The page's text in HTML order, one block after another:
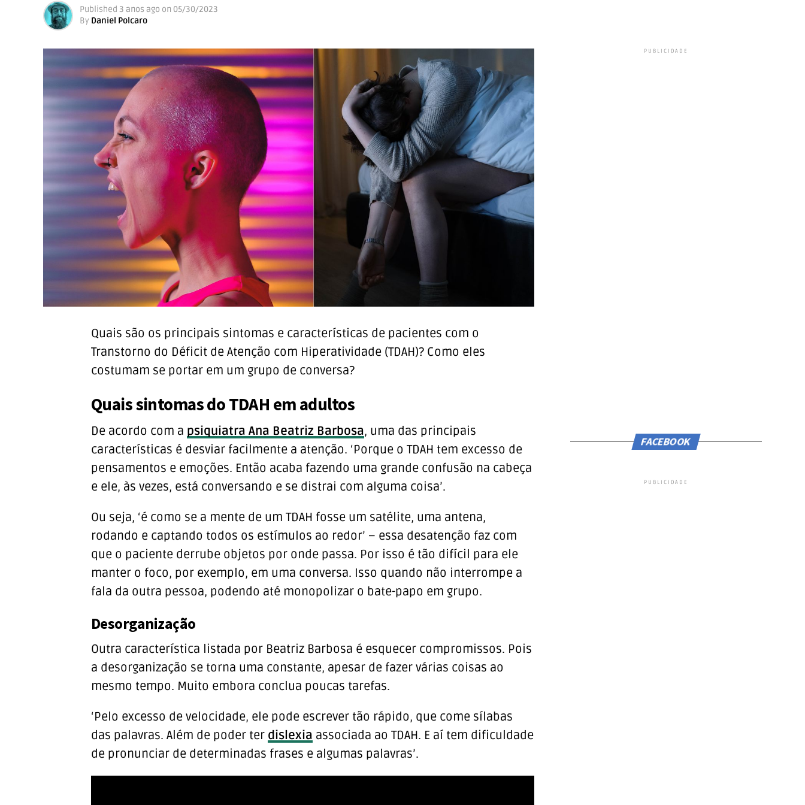
Published 3 anos ago on 05/30/2023
By Daniel Polcaro
Quais são os principais sintomas e características de pacientes com o
Transtorno do Déficit de Atenção com Hiperatividade (TDAH)? Como eles
costumam se portar em um grupo de conversa?
Quais sintomas do TDAH em adultos
De acordo com a psiquiatra Ana Beatriz Barbosa, uma das principais
características é desviar facilmente a atenção. ‘Porque o TDAH tem excesso de
pensamentos e emoções. Então acaba fazendo uma grande confusão na cabeça
e ele, às vezes, está conversando e se distrai com alguma coisa’.
Ou seja, ‘é como se a mente de um TDAH fosse um satélite, uma antena,
rodando e captando todos os estímulos ao redor’ – essa desatenção faz com
que o paciente derrube objetos por onde passa. Por isso é tão difícil para ele
manter o foco, por exemplo, em uma conversa. Isso quando não interrompe a
fala da outra pessoa, podendo até monopolizar o bate-papo em grupo.
Desorganização
Outra característica listada por Beatriz Barbosa é esquecer compromissos. Pois
a desorganização se torna uma constante, apesar de fazer várias coisas ao
mesmo tempo. Muito embora conclua poucas tarefas.
‘Pelo excesso de velocidade, ele pode escrever tão rápido, que come sílabas
das palavras. Além de poder ter dislexia associada ao TDAH. E aí tem dificuldade
de pronunciar de determinadas frases e algumas palavras’.
PUBLICIDADE
FACEBOOK
PUBLICIDADE